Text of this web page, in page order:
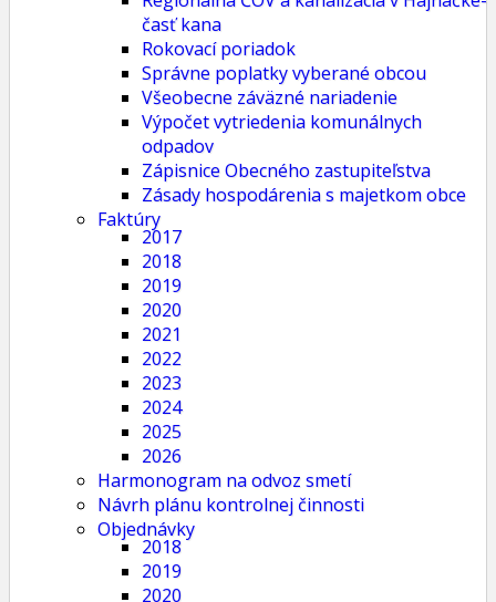
časť kana
Rokovací poriadok
Správne poplatky vyberané obcou
Všeobecne záväzné nariadenie
Výpočet vytriedenia komunálnych
odpadov
Zápisnice Obecného zastupiteľstva
Zásady hospodárenia s majetkom obce
Faktúry
2017
2018
2019
2020
2021
2022
2023
2024
2025
2026
Harmonogram na odvoz smetí
Návrh plánu kontrolnej činnosti
Objednávky
2018
2019
2020